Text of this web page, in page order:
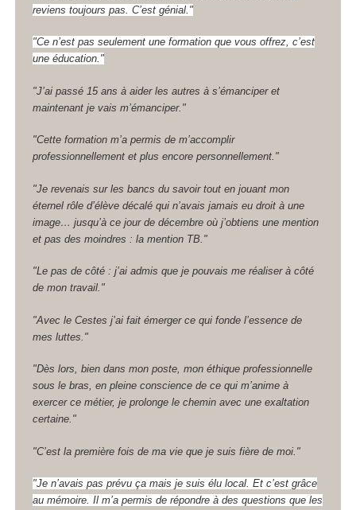
reviens toujours pas. C’est génial."
"Ce n’est pas seulement une formation que vous offrez, c’est
une éducation."
"J’ai passé 15 ans à aider les autres à s’émanciper et
maintenant je vais m’émanciper."
"Cette formation m’a permis de m’accomplir
professionnellement et plus encore personnellement."
"Je revenais sur les bancs du savoir tout en jouant mon
éternel rôle d’élève décalé qui n’avais jamais eu droit à une
image… jusqu’à ce jour de décembre où j’obtiens une mention
et pas des moindres : la mention TB."
"Le pas de côté : j’ai admis que je pouvais me réaliser à côté
de mon travail."
"Avec le Cestes j’ai fait émerger ce qui fonde l’essence de
mes luttes."
"Dès lors, bien dans mon poste, mon éthique professionnelle
sous le bras, en pleine conscience de ce qui m’anime à
exercer ce métier, je prolonge le chemin avec une exaltation
certaine."
"C’est la première fois de ma vie que je suis fière de moi."
"Je n’avais pas prévu ça mais je suis élu local. Et c’est grâce
au mémoire. Il m’a permis de répondre à des questions que les